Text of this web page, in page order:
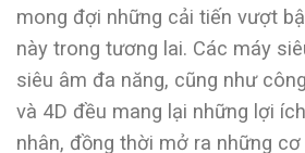
mong đợi những cải tiến vượt
này trong tương lai. Các máy
siêu âm đa năng, cũng như
và 4D đều mang lại những lợi
nhân, đồng thời mở ra những